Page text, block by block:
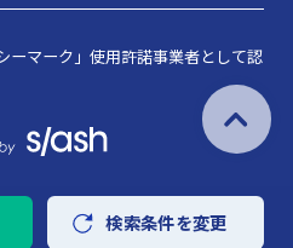
検索条件を変更
ーマーク」使用許諾事業者として認